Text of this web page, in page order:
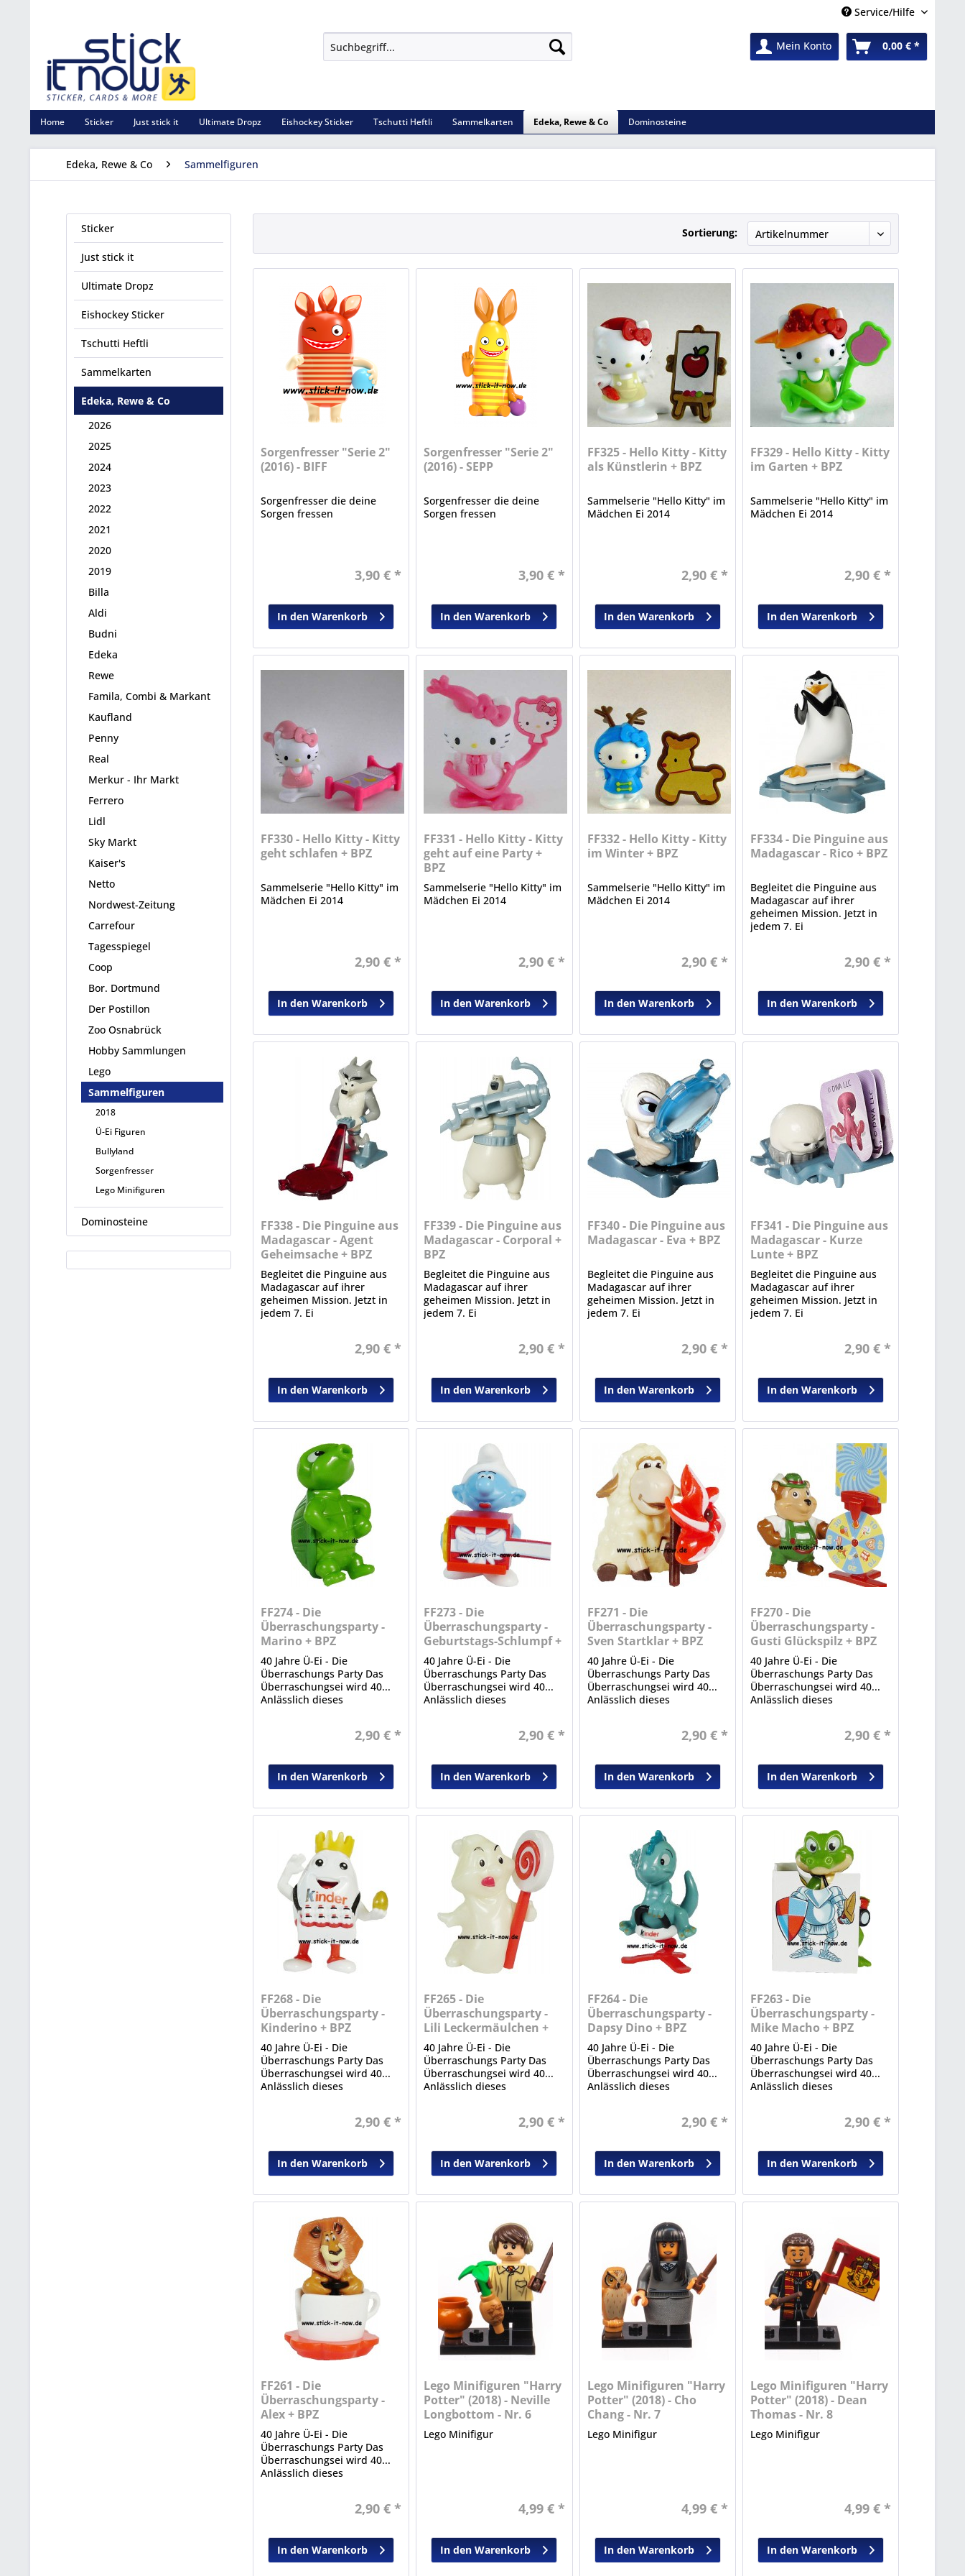
Service/Hilfe
Mein Konto 0,00 € *
Home Sticker Just stick it Ultimate Dropz Eishockey Sticker Tschutti Heftli Sammelkarten Edeka, Rewe & Co Dominosteine
Edeka, Rewe & Co Sammelfiguren
Sticker
Just stick it
Ultimate Dropz
Eishockey Sticker
Tschutti Heftli
Sammelkarten
Edeka, Rewe & Co
2026
2025
2024
2023
2022
2021
2020
2019
Billa
Aldi
Budni
Edeka
Rewe
Famila, Combi & Markant
Kaufland
Penny
Real
Merkur - Ihr Markt
Ferrero
Lidl
Sky Markt
Kaiser's
Netto
Nordwest-Zeitung
Carrefour
Tagesspiegel
Coop
Bor. Dortmund
Der Postillon
Zoo Osnabrück
Hobby Sammlungen
Lego
Sammelfiguren
2018
Ü-Ei Figuren
Bullyland
Sorgenfresser
Lego Minifiguren
Dominosteine
Sortierung:
Sorgenfresser "Serie 2"
(2016) - BIFF
Sorgenfresser die deine
Sorgen fressen
3,90 € *
In den Warenkorb
Sorgenfresser "Serie 2"
(2016) - SEPP
Sorgenfresser die deine
Sorgen fressen
3,90 € *
In den Warenkorb
FF325 - Hello Kitty - Kitty
als Künstlerin + BPZ
Sammelserie "Hello Kitty" im
Mädchen Ei 2014
2,90 € *
In den Warenkorb
FF329 - Hello Kitty - Kitty
im Garten + BPZ
Sammelserie "Hello Kitty" im
Mädchen Ei 2014
2,90 € *
In den Warenkorb
FF330 - Hello Kitty - Kitty
geht schlafen + BPZ
Sammelserie "Hello Kitty" im
Mädchen Ei 2014
2,90 € *
In den Warenkorb
FF331 - Hello Kitty - Kitty
geht auf eine Party +
BPZ
Sammelserie "Hello Kitty" im
Mädchen Ei 2014
2,90 € *
In den Warenkorb
FF332 - Hello Kitty - Kitty
im Winter + BPZ
Sammelserie "Hello Kitty" im
Mädchen Ei 2014
2,90 € *
In den Warenkorb
FF334 - Die Pinguine aus
Madagascar - Rico + BPZ
Begleitet die Pinguine aus
Madagascar auf ihrer
geheimen Mission. Jetzt in
jedem 7. Ei
2,90 € *
In den Warenkorb
FF338 - Die Pinguine aus
Madagascar - Agent
Geheimsache + BPZ
Begleitet die Pinguine aus
Madagascar auf ihrer
geheimen Mission. Jetzt in
jedem 7. Ei
2,90 € *
In den Warenkorb
FF339 - Die Pinguine aus
Madagascar - Corporal +
BPZ
Begleitet die Pinguine aus
Madagascar auf ihrer
geheimen Mission. Jetzt in
jedem 7. Ei
2,90 € *
In den Warenkorb
FF340 - Die Pinguine aus
Madagascar - Eva + BPZ
Begleitet die Pinguine aus
Madagascar auf ihrer
geheimen Mission. Jetzt in
jedem 7. Ei
2,90 € *
In den Warenkorb
FF341 - Die Pinguine aus
Madagascar - Kurze
Lunte + BPZ
Begleitet die Pinguine aus
Madagascar auf ihrer
geheimen Mission. Jetzt in
jedem 7. Ei
2,90 € *
In den Warenkorb
FF274 - Die
Überraschungsparty -
Marino + BPZ
40 Jahre Ü-Ei - Die
Überraschungs Party Das
Überraschungsei wird 40...
Anlässlich dieses
mit Figuren aus Serien der
2,90 € *
In den Warenkorb
FF273 - Die
Überraschungsparty -
Geburtstags-Schlumpf +
BPZ
40 Jahre Ü-Ei - Die
Überraschungs Party Das
Überraschungsei wird 40...
Anlässlich dieses
mit Figuren aus Serien der
2,90 € *
In den Warenkorb
FF271 - Die
Überraschungsparty -
Sven Startklar + BPZ
40 Jahre Ü-Ei - Die
Überraschungs Party Das
Überraschungsei wird 40...
Anlässlich dieses
mit Figuren aus Serien der
2,90 € *
In den Warenkorb
FF270 - Die
Überraschungsparty -
Gusti Glückspilz + BPZ
40 Jahre Ü-Ei - Die
Überraschungs Party Das
Überraschungsei wird 40...
Anlässlich dieses
mit Figuren aus Serien der
2,90 € *
In den Warenkorb
FF268 - Die
Überraschungsparty -
Kinderino + BPZ
40 Jahre Ü-Ei - Die
Überraschungs Party Das
Überraschungsei wird 40...
Anlässlich dieses
mit Figuren aus Serien der
2,90 € *
In den Warenkorb
FF265 - Die
Überraschungsparty -
Lili Leckermäulchen +
BPZ
40 Jahre Ü-Ei - Die
Überraschungs Party Das
Überraschungsei wird 40...
Anlässlich dieses
mit Figuren aus Serien der
2,90 € *
In den Warenkorb
FF264 - Die
Überraschungsparty -
Dapsy Dino + BPZ
40 Jahre Ü-Ei - Die
Überraschungs Party Das
Überraschungsei wird 40...
Anlässlich dieses
mit Figuren aus Serien der
2,90 € *
In den Warenkorb
FF263 - Die
Überraschungsparty -
Mike Macho + BPZ
40 Jahre Ü-Ei - Die
Überraschungs Party Das
Überraschungsei wird 40...
Anlässlich dieses
mit Figuren aus Serien der
2,90 € *
In den Warenkorb
FF261 - Die
Überraschungsparty -
Alex + BPZ
40 Jahre Ü-Ei - Die
Überraschungs Party Das
Überraschungsei wird 40...
Anlässlich dieses
mit Figuren aus Serien der
2,90 € *
In den Warenkorb
Lego Minifiguren "Harry
Potter" (2018) - Neville
Longbottom - Nr. 6
Lego Minifigur
4,99 € *
In den Warenkorb
Lego Minifiguren "Harry
Potter" (2018) - Cho
Chang - Nr. 7
Lego Minifigur
4,99 € *
In den Warenkorb
Lego Minifiguren "Harry
Potter" (2018) - Dean
Thomas - Nr. 8
Lego Minifigur
4,99 € *
In den Warenkorb